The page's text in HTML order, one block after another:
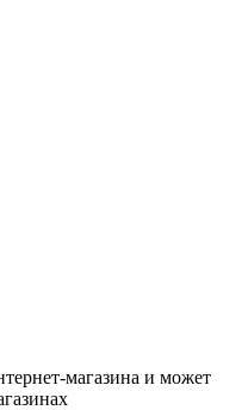
магазина и может